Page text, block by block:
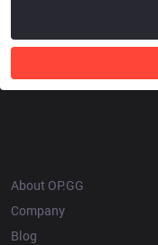
About OP.GG
Company
Blog